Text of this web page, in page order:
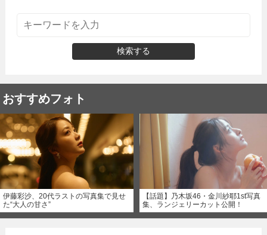
検索する
おすすめフォト
伊藤彩沙、20代ラストの写真集で見せ
た“大人の甘さ”
【話題】乃木坂46・金川紗耶1st写真
集、ランジェリーカット公開！